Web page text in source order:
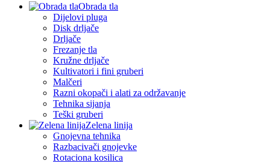
Obrada tla
Dijelovi pluga
Disk drljače
Drljače
Frezanje tla
Kružne drljače
Kultivatori i fini gruberi
Malčeri
Razni okopači i alati za održavanje
Tehnika sijanja
Teški gruberi
Zelena linija
Gnojevna tehnika
Razbacivači gnojevke
Rotaciona kosilica